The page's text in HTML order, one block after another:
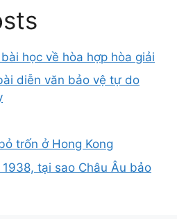
học về hòa hợp hòa giải
diễn văn bảo vệ tự do
trốn ở Hong Kong
tại sao Châu Âu bảo